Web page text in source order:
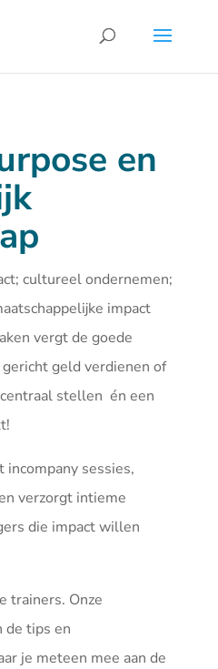
en
cultureel ondernemen;
impact
vergt de goede
geld verdienen of
stellen én een
incompany sessies,
verzorgt intieme
die impact willen
trainers. Onze
de tips en
je meteen mee aan de